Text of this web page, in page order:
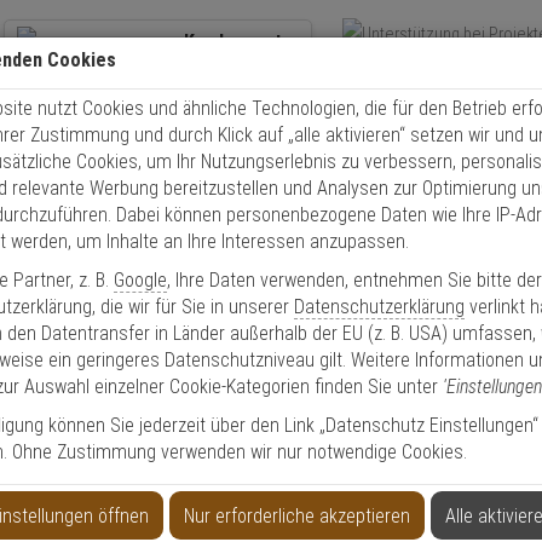
Kundencenter
Kontaktservice
nutzen
Mo. - Do.: 8:00 - 16:30 Fr. 8:00 - 14:00 Uhr
Zutritt Einbruch Brand
IP Zutrittseinheit
Produktinformationen
Modul, Kartenleser - Modell: 2N Access Unit
Gewerbeobjekte, Haus, Wohnung
Cookies
nutzt Cookies und ähnliche Technologien, die für den Betrieb
Zustimmung und durch Klick auf „alle aktivieren“ setzen wir und
Cookies, um Ihr Nutzungserlebnis zu verbessern,
relevante Werbung bereitzustellen und Analysen zur Optimierung
Dabei können personenbezogene Daten wie Ihre IP-
werden, um Inhalte an Ihre Interessen anzupassen.
Partner, z. B. Google, Ihre Daten verwenden, entnehmen Sie bitte
die wir für Sie in unserer Datenschutzerklärung verlinkt
den Datentransfer in Länder außerhalb der EU (z. B. USA) umfassen,
ein geringeres Datenschutzniveau gilt. Weitere Informationen
Auswahl einzelner Cookie-Kategorien finden Sie unter
können Sie jederzeit über den Link „Datenschutz
Ohne Zustimmung verwenden wir nur notwendige Cookies.
öffnen Nur erforderliche akzeptieren Alle